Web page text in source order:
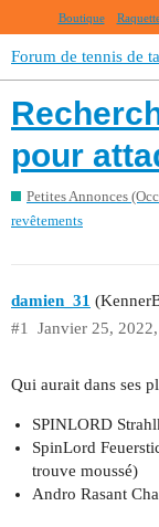
Boutique
Forum de tennis de
pour
Petites Annonces
revêtements
damien_31
Janvier 25,
#1
Qui aurait dans ses
SPINLORD
SpinLord
trouve moussé)
Andro Rasant